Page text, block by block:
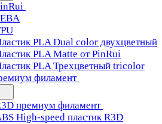
PLA Dual color двухцветный
PLA Matte от PinRui
PLA Трехцветный tricolor
филамент
премиум филамент
High-speed пластик R3D